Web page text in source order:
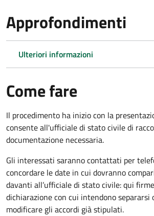
Approfondimenti
Ulteriori informazioni
Come fare
Il procedimento ha inizio con la
consente all'ufficiale di stato civile di
documentazione necessaria.
Gli interessati saranno contattati per
concordare le date in cui dovranno
davanti all’ufficiale di stato civile: qui
dichiarazione con cui intendono separarsi
modificare gli accordi già stipulati.